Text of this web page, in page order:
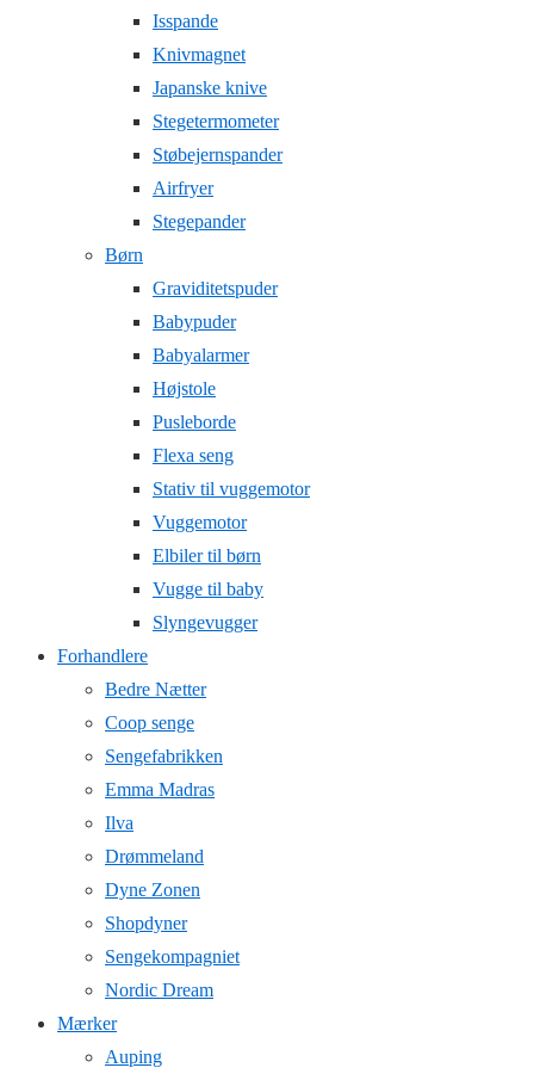
Isspande
Knivmagnet
Japanske knive
Stegetermometer
Støbejernspander
Airfryer
Stegepander
Børn
Graviditetspuder
Babypuder
Babyalarmer
Højstole
Pusleborde
Flexa seng
Stativ til vuggemotor
Vuggemotor
Elbiler til børn
Vugge til baby
Slyngevugger
Forhandlere
Bedre Nætter
Coop senge
Sengefabrikken
Emma Madras
Ilva
Drømmeland
Dyne Zonen
Shopdyner
Sengekompagniet
Nordic Dream
Mærker
Auping